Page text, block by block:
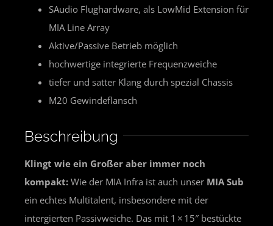
SAudio Flughardware, als LowMid Extension für
MIA Line Array
Aktive/Passive Betrieb möglich
hochwertige integrierte Frequenzweiche
tiefer und satter Klang durch spezial Chassis
M20 Gewindeflansch
Beschreibung
Klingt wie ein Großer aber immer noch
kompakt: Wie der MIA Infra ist auch unser MIA Sub
ein echtes Multitalent, insbesondere mit der
intergierten Passivweiche. Das mit 1 × 15″ bestückte